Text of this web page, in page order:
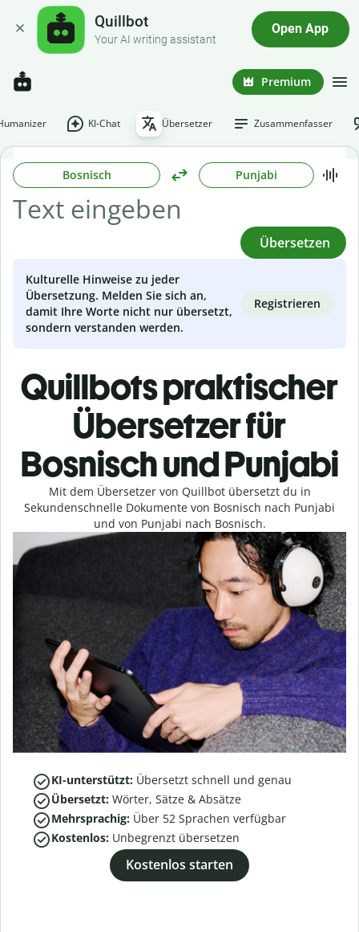
Quillbot
Your AI writing assistant
Open App
Premium
KI-Chat Übersetzer Zusammenfasser
Bosnisch Punjabi
Übersetzen
Kulturelle Hinweise zu jeder
Übersetzung. Melden Sie sich an,
damit Ihre Worte nicht nur übersetzt,
sondern verstanden werden.
Registrieren
Quillbots praktischer
Übersetzer für
Bosnisch und Punjabi
Mit dem Übersetzer von Quillbot übersetzt du in
Sekundenschnelle Dokumente von Bosnisch nach Punjabi
und von Punjabi nach Bosnisch.
KI-unterstützt: Übersetzt schnell und genau
Übersetzt: Wörter, Sätze & Absätze
Mehrsprachig: Über 52 Sprachen verfügbar
Kostenlos: Unbegrenzt übersetzen
Kostenlos starten